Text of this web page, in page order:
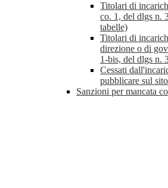
Titolari di
co. 1, del dlgs n.
tabelle)
Titolari di
direzione o di
1-bis, del dlgs n.
Cessati
pubblicare sul
Sanzioni per mancata